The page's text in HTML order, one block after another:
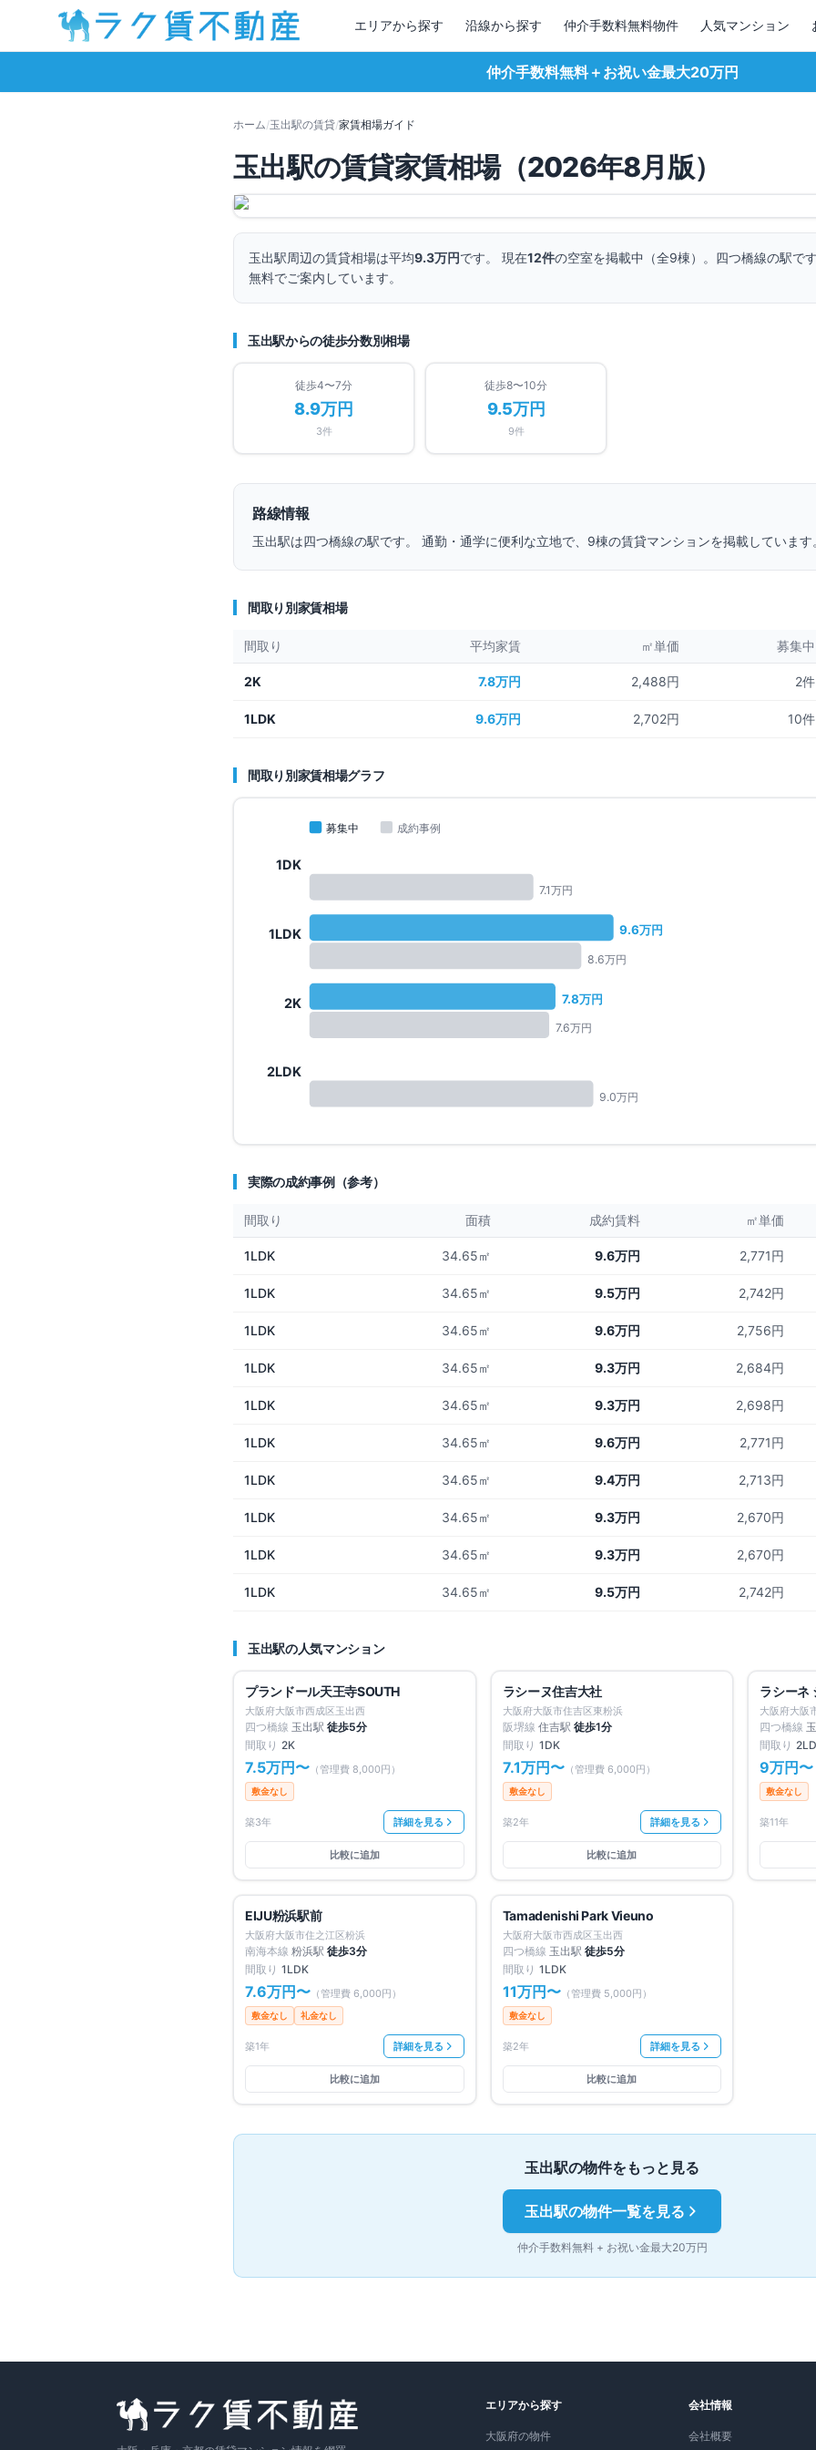
エリアから探す 沿線から探す 仲介手数料無料物件 人気マンション
仲介手数料無料＋お祝い金最大20万円
ホーム/玉出駅の賃貸/家賃相場ガイド
玉出駅の賃貸家賃相場（2026年8月版）
玉出駅周辺の賃貸相場は平均9.3万円です。 現在12件の空室を掲載中（全9棟）。 四つ橋線の駅で
無料でご案内しています。
玉出駅からの徒歩分数別相場
徒歩4〜7分
8.9万円
3件
徒歩8〜10分
9.5万円
9件
路線情報
玉出駅は四つ橋線の駅です。 通勤・通学に便利な立地で、 9棟の賃貸マンションを掲載しています
間取り別家賃相場
間取り 平均家賃 ㎡単価 募集中
2K 7.8万円 2,488円 2件
1LDK 9.6万円 2,702円 10件
間取り別家賃相場グラフ
募集中 成約事例
1DK
7.1万円
1LDK 9.6万円
8.6万円
2K 7.8万円
7.6万円
2LDK
9.0万円
実際の成約事例（参考）
間取り 面積 成約賃料 ㎡単価
1LDK 34.65㎡ 9.6万円 2,771円
1LDK 34.65㎡ 9.5万円 2,742円
1LDK 34.65㎡ 9.6万円 2,756円
1LDK 34.65㎡ 9.3万円 2,684円
1LDK 34.65㎡ 9.3万円 2,698円
1LDK 34.65㎡ 9.6万円 2,771円
1LDK 34.65㎡ 9.4万円 2,713円
1LDK 34.65㎡ 9.3万円 2,670円
1LDK 34.65㎡ 9.3万円 2,670円
1LDK 34.65㎡ 9.5万円 2,742円
玉出駅の人気マンション
仲介手数料無料
プランドール天王寺SOUTH
大阪府大阪市西成区玉出西
四つ橋線 玉出駅 徒歩5分
間取り 2K
7.5万円 〜 （管理費 8,000円 ）
敷金なし
築3年 詳細を見る
比較に追加
仲介手数料無料
ラシーヌ住吉大社
大阪府大阪市住吉区東粉浜
阪堺線 住吉駅 徒歩1分
間取り 1DK
7.1万円 〜（管理費 6,000円 ）
敷金なし
築2年 詳細を見る
比較に追加
仲介手数料
ラシーネ
大阪府大阪
四つ橋線
間取り
9万円 〜
敷金なし
築11年
仲介手数料無料
EIJU粉浜駅前
大阪府大阪市住之江区粉浜
南海本線 粉浜駅 徒歩3分
間取り 1LDK
7.6万円 〜 （管理費 6,000円 ）
敷金なし 礼金なし
築1年 詳細を見る
比較に追加
仲介手数料無料
Tamadenishi Park Vieuno
大阪府大阪市西成区玉出西
四つ橋線 玉出駅 徒歩5分
間取り 1LDK
11万円 〜（管理費 5,000円 ）
敷金なし
築2年 詳細を見る
比較に追加
玉出駅の物件をもっと見る
玉出駅の物件一覧を見る
仲介手数料無料 + お祝い金最大20万円
エリアから探す
大阪府の物件
会社情報
会社概要